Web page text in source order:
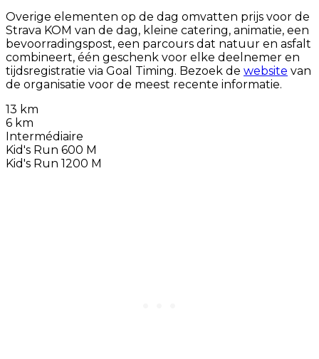
Overige elementen op de dag omvatten prijs voor de
Strava KOM van de dag, kleine catering, animatie, een
bevoorradingspost, een parcours dat natuur en asfalt
combineert, één geschenk voor elke deelnemer en
tijdsregistratie via Goal Timing. Bezoek de website van
de organisatie voor de meest recente informatie.
13 km
6 km
Intermédiaire
Kid's Run 600 M
Kid's Run 1200 M